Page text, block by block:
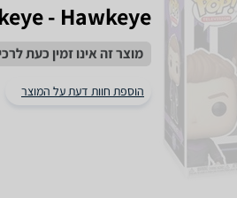
- Hawkeye
מוצר זה אינו זמין כעת
הוספת חוות דעת על המוצר